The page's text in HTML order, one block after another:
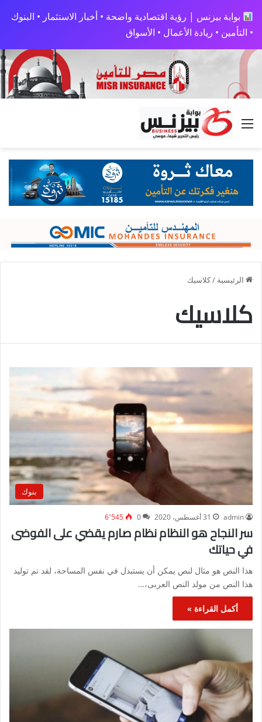
بوابة بيزنس | رؤية اقتصادية واضحة • أخبار الاستثمار • البنوك
• التأمين • ريادة الأعمال • الأسواق
القائمة
الرئيسية /كلاسيك
كلاسيك
بنوك
admin 31 أغسطس، 2020 0 6٬545
سر النجاح هو النظام نظام صارم يقضي على الفوضى
في حياتك
هذا النص هو مثال لنص يمكن أن يستبدل في نفس المساحة، لقد تم توليد
هذا النص من مولد النص العربى،…
أكمل القراءة »